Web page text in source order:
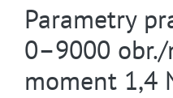
Parametry
0–9000
moment 1,4